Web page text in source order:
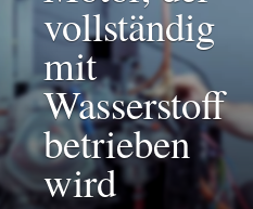
vollständig
mit
Wasserstoff
betrieben
wird